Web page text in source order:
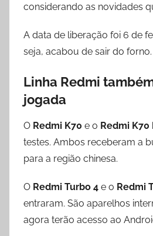
considerando as novidades
A data de liberação foi 6 de
seja, acabou de sair do forno.
Linha Redmi
jogada
O Redmi K70 e o Redmi K70
testes. Ambos receberam a
para a região chinesa.
O Redmi Turbo 4 e o Redmi
entraram. São aparelhos
agora terão acesso ao